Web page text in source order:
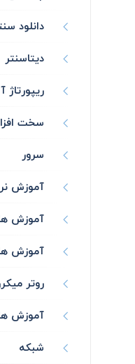
دانلود
دیتاسنتر
سخت
سرور
آموزش
آموزش
آموزش
روتر
آموزش
شبکه